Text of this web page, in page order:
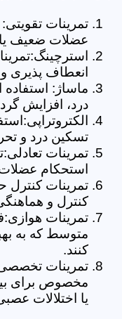
تمرینات
عضلات ضعیف
انعطاف
ماساژ:
درد، افزایش
تسکین درد و
تمرینات
استحکام
تمرینات کنترل
کنترل و
تمرینات
متوسط که به
کنند.
تمرینات
مخصوص برای
یا اختلالات